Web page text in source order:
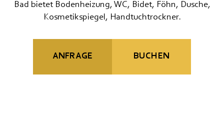
Bad bietet Bodenheizung, WC, Bidet, Föhn, Dusche,
Kosmetikspiegel, Handtuchtrockner.
ANFRAGE BUCHEN